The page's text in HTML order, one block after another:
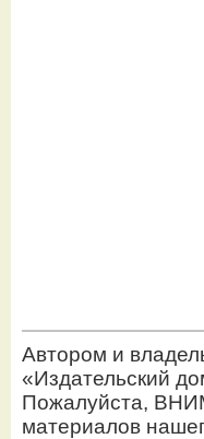
Автором и
«Издательский
Пожалуйста,
материалов